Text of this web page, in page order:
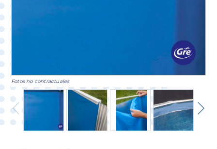
Fotos no contractuales